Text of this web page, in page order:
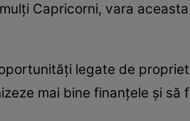
Capricorni, vara
legate de
mai bine finanțele și